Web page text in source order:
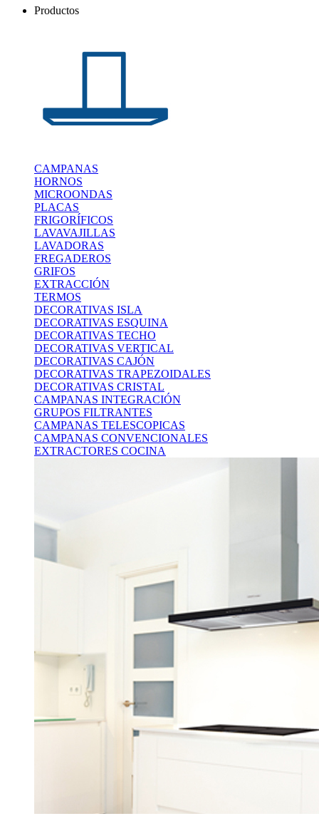
Productos
CAMPANAS
HORNOS
MICROONDAS
PLACAS
FRIGORÍFICOS
LAVAVAJILLAS
LAVADORAS
FREGADEROS
GRIFOS
EXTRACCIÓN
TERMOS
DECORATIVAS ISLA
DECORATIVAS ESQUINA
DECORATIVAS TECHO
DECORATIVAS VERTICAL
DECORATIVAS CAJÓN
DECORATIVAS TRAPEZOIDALES
DECORATIVAS CRISTAL
CAMPANAS INTEGRACIÓN
GRUPOS FILTRANTES
CAMPANAS TELESCOPICAS
CAMPANAS CONVENCIONALES
EXTRACTORES COCINA